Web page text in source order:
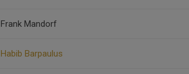
Frank Mandorf
Habib Barpaulus